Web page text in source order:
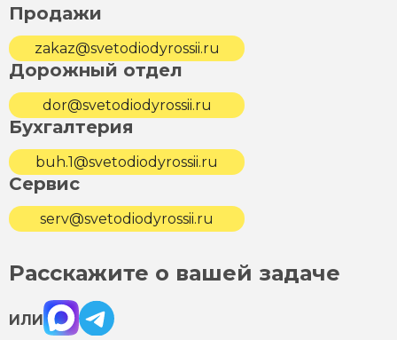
Продажи
zakaz@svetodiodyrossii.ru
Дорожный отдел
dor@svetodiodyrossii.ru
Бухгалтерия
buh.1@svetodiodyrossii.ru
Сервис
serv@svetodiodyrossii.ru
Расскажите о вашей задаче
ИЛИ
Max Telegram